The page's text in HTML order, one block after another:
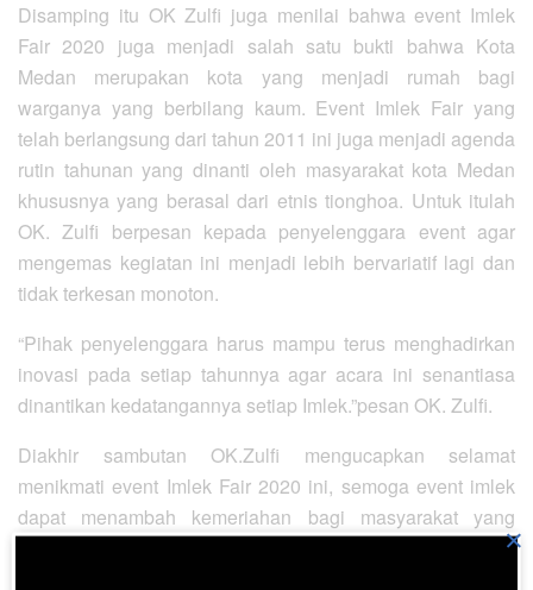
Disamping itu OK Zulfi juga menilai bahwa event Imlek
Fair 2020 juga menjadi salah satu bukti bahwa Kota
Medan merupakan kota yang menjadi rumah bagi
warganya yang berbilang kaum. Event Imlek Fair yang
telah berlangsung dari tahun 2011 ini juga menjadi agenda
rutin tahunan yang dinanti oleh masyarakat kota Medan
khususnya yang berasal dari etnis tionghoa. Untuk itulah
OK. Zulfi berpesan kepada penyelenggara event agar
mengemas kegiatan ini menjadi lebih bervariatif lagi dan
tidak terkesan monoton.
“Pihak penyelenggara harus mampu terus menghadirkan
inovasi pada setiap tahunnya agar acara ini senantiasa
dinantikan kedatangannya setiap Imlek.”pesan OK. Zulfi.
Diakhir sambutan OK.Zulfi mengucapkan selamat
menikmati event Imlek Fair 2020 ini, semoga event imlek
dapat menambah kemeriahan bagi masyarakat yang
×